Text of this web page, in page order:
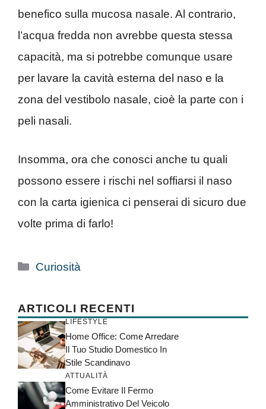
benefico sulla mucosa nasale. Al contrario,
l’acqua fredda non avrebbe questa stessa
capacità, ma si potrebbe comunque usare
per lavare la cavità esterna del naso e la
zona del vestibolo nasale, cioè la parte con i
peli nasali.
Insomma, ora che conosci anche tu quali
possono essere i rischi nel soffiarsi il naso
con la carta igienica ci penserai di sicuro due
volte prima di farlo!
Categorie
Curiosità
ARTICOLI RECENTI
LIFESTYLE
Home Office: Come Arredare
Il Tuo Studio Domestico In
Stile Scandinavo
ATTUALITÀ
Come Evitare Il Fermo
Amministrativo Del Veicolo